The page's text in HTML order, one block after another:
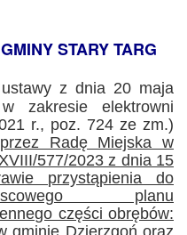
STARY TARG
ustawy z dnia 20 maja
zakresie elektrowni
r., poz. 724 ze zm.)
Radę Miejska w
577/2023 z dnia 15
przystąpienia do
planu
części obrębów: